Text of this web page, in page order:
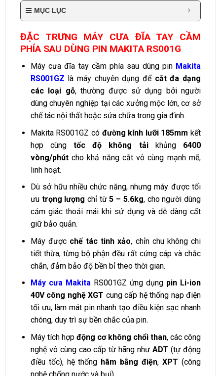
MỤC LỤC
ĐẶC TRƯNG MÁY CƯA ĐĨA TAY CẦM
PHÍA SAU DÙNG PIN MAKITA RS001G
Máy cưa đĩa tay cầm phía sau dùng pin Makita
RS001GZ là máy chuyên dụng để cắt đa dạng
các loại gỗ, thường được sử dụng bởi người
dùng chuyên nghiệp tại các xưởng mộc lớn, cơ sở
chế tác nội thất hoặc sửa chữa trong gia đình.
Makita RS001GZ có đường kính lưỡi 185mm kết
hợp cùngtốc độ không tảikhủng 6400
vòng/phútcho khả năng cắt vô cùng mạnh mẽ,
linh hoạt.
Dù sở hữu nhiều chức năng, nhưng máy được tối
ưu trọng lượng chỉ từ5 – 5.6kg, cho người dùng
cảm giác thoải mái khi sử dụng và dễ dàng cất
giữ bảo quản.
Máy được chế tác tinh xảo, chỉn chu không chi
tiết thừa, từng bộ phận đều rất cứng cáp và chắc
chắn, đảm bảo độ bền bỉ theo thời gian.
Máy cưa MakitaRS001GZ ứng dụng pin Li-ion
40V công nghệ XGT cung cấp hệ thống nạp điện
tối ưu, làm mát pin nhanh tạo điều kiện sạc nhanh
chóng, duy trì sự bền chắc của pin.
Máy tích hợp động cơ không chổi than, các công
nghệ vô cùng cao cấp từ hãng nhưADT (tự động
điều tốc), hệ thống hãm bằng điện,XPT (công